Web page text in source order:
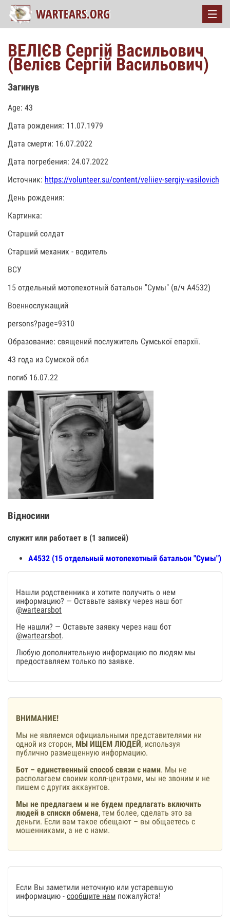
ВЕЛІЄВ Сергій Васильович
(Велієв Сергій Васильович)
Загинув
Age: 43
Дата рождения: 11.07.1979
Дата смерти: 16.07.2022
Дата погребения: 24.07.2022
Источник: https://volunteer.su/content/veliiev-sergiy-vasilovich
День рождения:
Картинка:
Старший солдат
Старший механик - водитель
ВСУ
15 отдельный мотопехотный батальон "Сумы" (в/ч А4532)
Военнослужащий
persons?page=9310
Образование: священий послужитель Сумської епархії.
43 года из Сумской обл
погиб 16.07.22
Відносини
служит или работает в (1 записей)
А4532 (15 отдельный мотопехотный батальон "Сумы")
Нашли родственника и хотите получить о нем
информацию? — Оставьте заявку через наш бот
@wartearsbot
Не нашли? — Оставьте заявку через наш бот
@wartearsbot.
Любую дополнительную информацию по людям мы
предоставляем только по заявке.
ВНИМАНИЕ!
Мы не являемся официальными представителями ни
одной из сторон, МЫ ИЩЕМ ЛЮДЕЙ, используя
публично размещенную информацию.
Бот – единственный способ связи с нами. Мы не
располагаем своими колл-центрами, мы не звоним и не
пишем с других аккаунтов.
Мы не предлагаем и не будем предлагать включить
людей в списки обмена, тем более, сделать это за
деньги. Если вам такое обещают – вы общаетесь с
мошенниками, а не с нами.
Если Вы заметили неточную или устаревшую
информацию - сообщите нам пожалуйста!